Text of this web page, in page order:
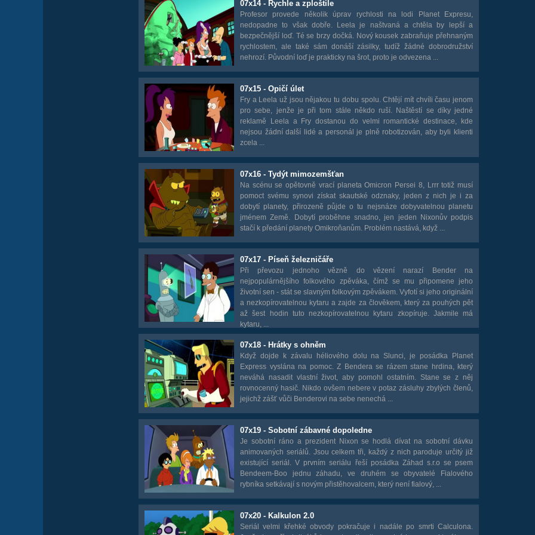
07x14 - Rychle a zploštile
Profesor provede několik úprav rychlosti na lodi Planet Expresu,
nedopadne to však dobře. Leela je naštvaná a chtěla by lepší a
bezpečnější loď. Té se brzy dočká. Nový kousek zabraňuje přehnaným
rychlostem, ale také sám donáší zásilky, tudíž žádné dobrodružství
nehrozí. Původní loď je prakticky na šrot, proto je odvezena ...
07x15 - Opičí úlet
Fry a Leela už jsou nějakou tu dobu spolu. Chtějí mít chvíli času jenom
pro sebe, jenže je při tom stále někdo ruší. Naštěstí se díky jedné
reklamě Leela a Fry dostanou do velmi romantické destinace, kde
nejsou žádní další lidé a personál je plně robotizován, aby byli klienti
zcela ...
07x16 - Tydýt mimozemšťan
Na scénu se opětovně vrací planeta Omicron Persei 8, Lrrr totiž musí
pomoct svému synovi získat skautské odznaky, jeden z nich je i za
dobytí planety, přirozeně půjde o tu nejsnáze dobyvatelnou planetu
jménem Země. Dobytí proběhne snadno, jen jeden Nixonův podpis
stačí k předání planety Omikroňanům. Problém nastává, když ...
07x17 - Píseň železničáře
Při převozu jednoho vězně do vězení narazí Bender na
nejpopulárnějšího folkového zpěváka, čímž se mu připomene jeho
životní sen - stát se slavným folkovým zpěvákem. Vyfotí si jeho originální
a nezkopírovatelnou kytaru a zajde za člověkem, který za pouhých pět
až šest hodin tuto nezkopírovatelnou kytaru zkopíruje. Jakmile má
kytaru, ...
07x18 - Hrátky s ohněm
Když dojde k závalu héliového dolu na Slunci, je posádka Planet
Express vyslána na pomoc. Z Bendera se rázem stane hrdina, který
neváhá nasadit vlastní život, aby pomohl ostatním. Stane se z něj
rovnocenný hasič. Nikdo ovšem nebere v potaz zásluhy zbylých členů,
jejichž zášť vůči Benderovi na sebe nenechá ...
07x19 - Sobotní zábavné dopoledne
Je sobotní ráno a prezident Nixon se hodlá dívat na sobotní dávku
animovaných seriálů. Jsou celkem tři, každý z nich paroduje určitý již
existující seriál. V prvním seriálu řeší posádka Záhad s.r.o se psem
Bendeem-Boo jednu záhadu, ve druhém se obyvatelé Fialového
rybníka setkávají s novým přistěhovalcem, který není fialový, ...
07x20 - Kalkulon 2.0
Seriál velmi křehké obvody pokračuje i nadále po smrti Calculona.